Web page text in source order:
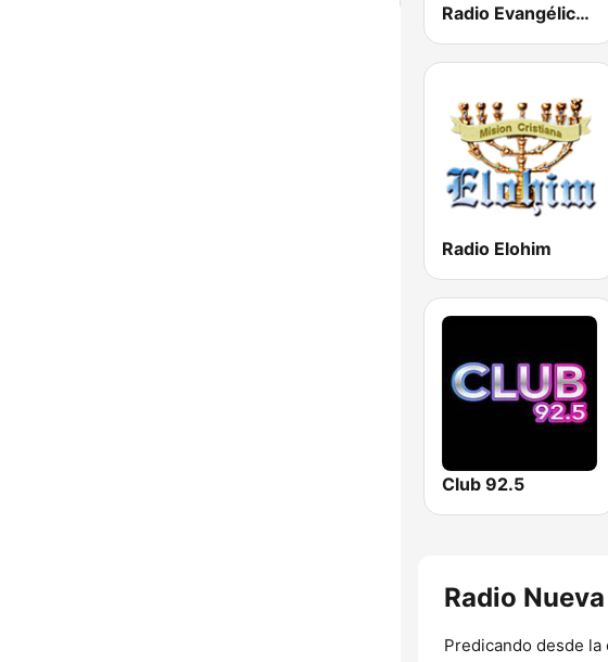
Radio Evangélica Josué
Radio Elohim
Club 92.5
Radio
Predicando desde la